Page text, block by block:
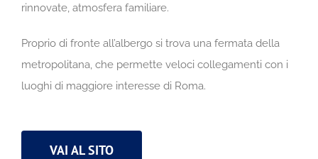
rinnovate, atmosfera familiare.
Proprio di fronte all’albergo si trova una fermata della
metropolitana, che permette veloci collegamenti con i
luoghi di maggiore interesse di Roma.
VAI AL SITO